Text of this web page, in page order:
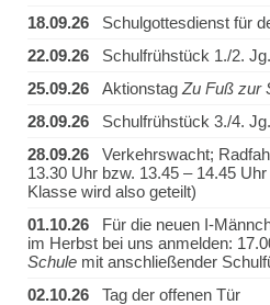
18.09.26 Schulgottesdienst für
22.09.26 Schulfrühstück 1./2. Jg.
25.09.26 Aktionstag Zu Fuß zur
28.09.26 Schulfrühstück 3./4. Jg.
28.09.26
Verkehrswacht;
13.30 Uhr bzw. 13.45 – 14.45
Klasse wird also geteilt)
01.10.26 Für die neuen I-
im Herbst bei uns anmelden:
Schule mit anschließender
02.10.26 Tag der offenen Tür